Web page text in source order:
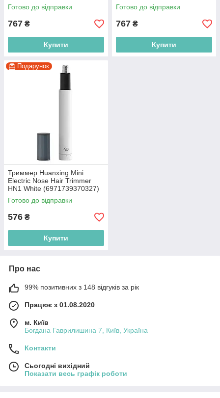
Готово до відправки
767 ₴
Купити
Готово до відправки
767 ₴
Купити
Подарунок
Триммер Huanxing Mini
Electric Nose Hair Trimmer
HN1 White (6971739370327)
Готово до відправки
576 ₴
Купити
Про нас
99% позитивних з 148 відгуків за рік
Працює з 01.08.2020
м. Київ
Богдана Гаврилишина 7, Київ, Україна
Контакти
Сьогодні вихідний
Показати весь графік роботи